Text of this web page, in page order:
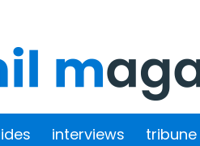
interviews tribune